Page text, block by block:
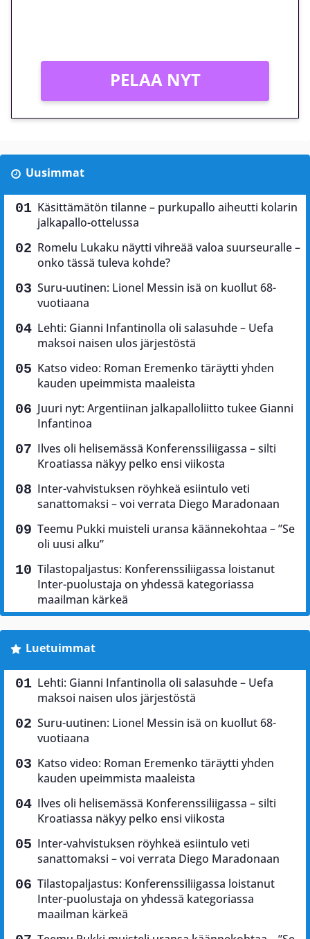
PELAA NYT
Uusimmat
Käsittämätön tilanne – purkupallo aiheutti kolarin
jalkapallo-ottelussa
Romelu Lukaku näytti vihreää valoa suurseuralle –
onko tässä tuleva kohde?
Suru-uutinen: Lionel Messin isä on kuollut 68-
vuotiaana
Lehti: Gianni Infantinolla oli salasuhde – Uefa
maksoi naisen ulos järjestöstä
Katso video: Roman Eremenko täräytti yhden
kauden upeimmista maaleista
Juuri nyt: Argentiinan jalkapalloliitto tukee Gianni
Infantinoa
Ilves oli helisemässä Konferenssiliigassa – silti
Kroatiassa näkyy pelko ensi viikosta
Inter-vahvistuksen röyhkeä esiintulo veti
sanattomaksi – voi verrata Diego Maradonaan
Teemu Pukki muisteli uransa käännekohtaa – ”Se
oli uusi alku”
Tilastopaljastus: Konferenssiliigassa loistanut
Inter-puolustaja on yhdessä kategoriassa
maailman kärkeä
Luetuimmat
Lehti: Gianni Infantinolla oli salasuhde – Uefa
maksoi naisen ulos järjestöstä
Suru-uutinen: Lionel Messin isä on kuollut 68-
vuotiaana
Katso video: Roman Eremenko täräytti yhden
kauden upeimmista maaleista
Ilves oli helisemässä Konferenssiliigassa – silti
Kroatiassa näkyy pelko ensi viikosta
Inter-vahvistuksen röyhkeä esiintulo veti
sanattomaksi – voi verrata Diego Maradonaan
Tilastopaljastus: Konferenssiliigassa loistanut
Inter-puolustaja on yhdessä kategoriassa
maailman kärkeä